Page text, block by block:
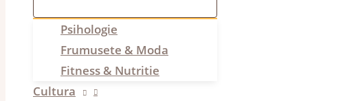
Psihologie
Frumusete & Moda
Fitness & Nutritie
Cultura